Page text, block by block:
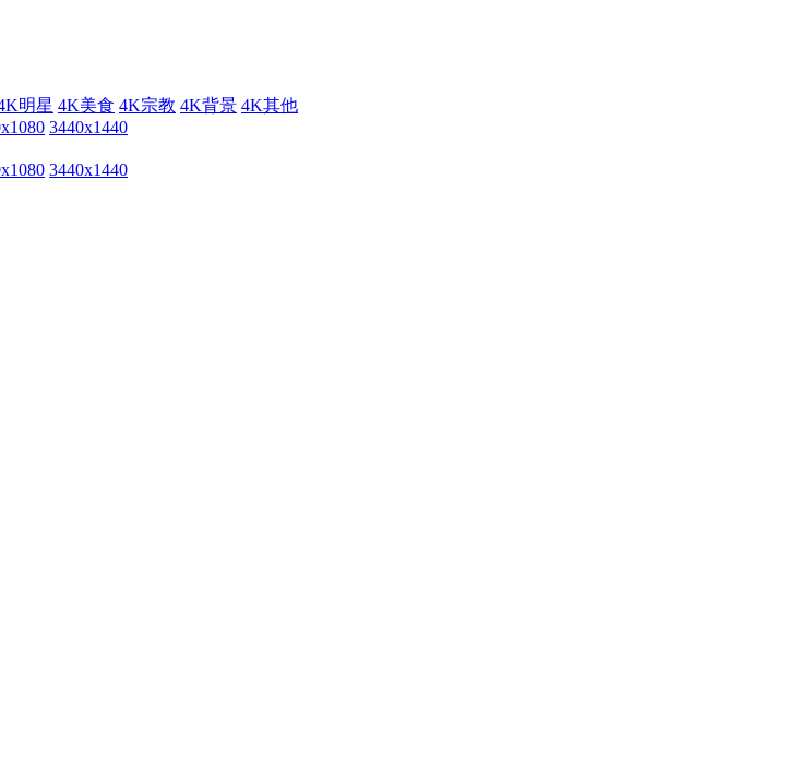
明星 4K美食 4K宗教 4K背景 4K其他
3440x1440
3440x1440